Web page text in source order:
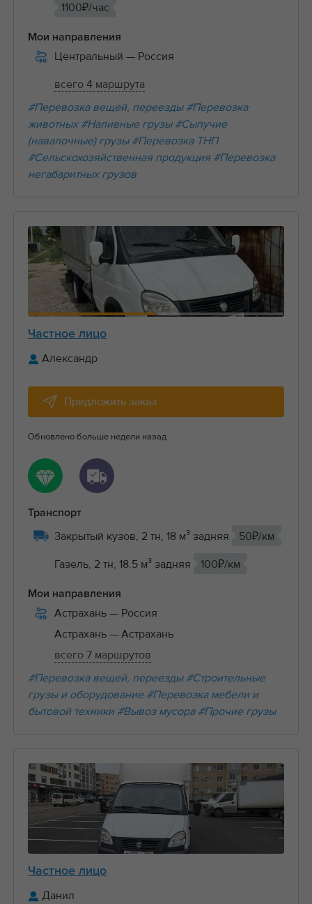
1100₽/час
Мои направления
Центральный — Россия
всего 4 маршрута
#Перевозка вещей, переезды #Перевозка
животных #Наливные грузы #Сыпучие
(навалочные) грузы #Перевозка ТНП
#Сельскохозяйственная продукция #Перевозка
негабаритных грузов
Частное лицо
Александр
Предложить заказ
Обновлено больше недели назад
Транспорт
Закрытый кузов, 2 тн, 18 м³ задняя
50₽/км
Газель, 2 тн, 18.5 м³ задняя
100₽/км
Мои направления
Астрахань — Россия
Астрахань — Астрахань
всего 7 маршрутов
#Перевозка вещей, переезды #Строительные
грузы и оборудование #Перевозка мебели и
бытовой техники #Вывоз мусора #Прочие грузы
Частное лицо
Данил